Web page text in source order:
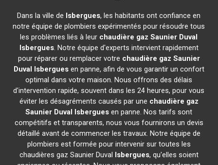
Dans la ville de Isbergues, les habitants ont confiance en
notre équipe de plombiers expérimentés pour résoudre tous
les problèmes liés à leur chaudière gaz Saunier Duval
Isbergues. Notre équipe d'experts intervient rapidement
pour réparer ou remplacer votre chaudière gaz Saunier
Duval Isberguesen panne, afin de vous garantir un confort
optimal dans votre maison. Nous offrons des délais
d'intervention rapide, souvent dans les 24 heures, pour vous
éviter les désagréments causés par une chaudière gaz
Saunier Duval Isbergues en panne. Nos tarifs sont
compétitifs et transparents, nous vous fournirons un devis
détaillé avant de commencer les travaux. Notre équipe de
plombiers est formée pour intervenir sur toutes les
chaudières gaz Saunier Duval Isbergues, qu'elles soient